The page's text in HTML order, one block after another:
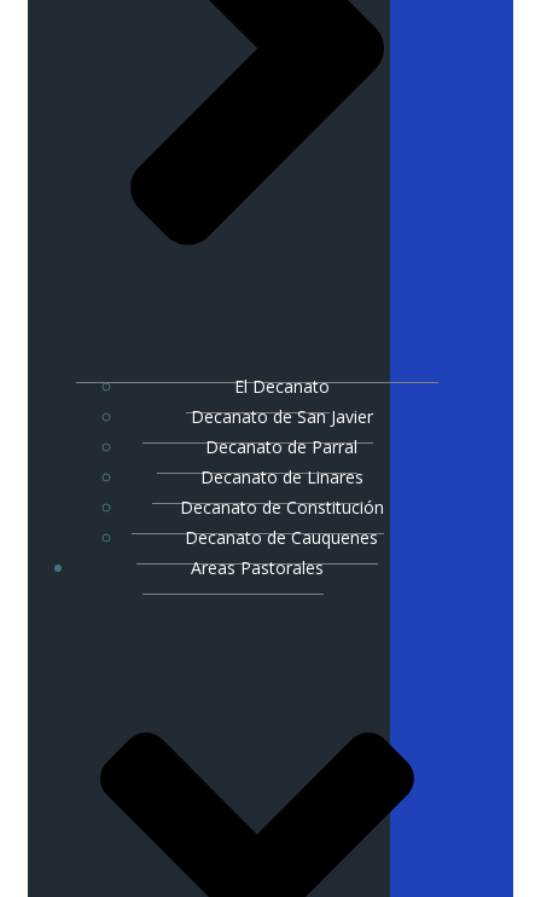
El Decanato
Decanato de San Javier
Decanato de Parral
Decanato de Linares
Decanato de Constitución
Decanato de Cauquenes
Areas Pastorales